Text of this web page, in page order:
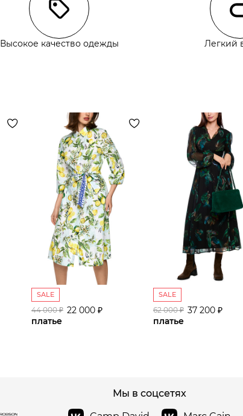
Высокое качество одежды Легкий
SALE
44 000 ₽ 22 000 ₽
платье
SALE
62 000 ₽ 37 200 ₽
платье
Мы в соцсетях